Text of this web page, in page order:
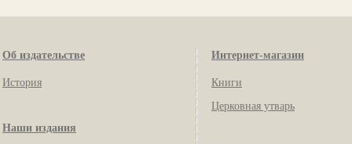
Об издательстве
История
Наши издания
Интернет-магазин
Книги
Церковная утварь